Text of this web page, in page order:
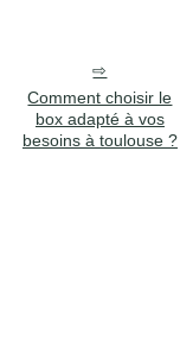
Comment choisir le
box adapté à vos
besoins à toulouse ?